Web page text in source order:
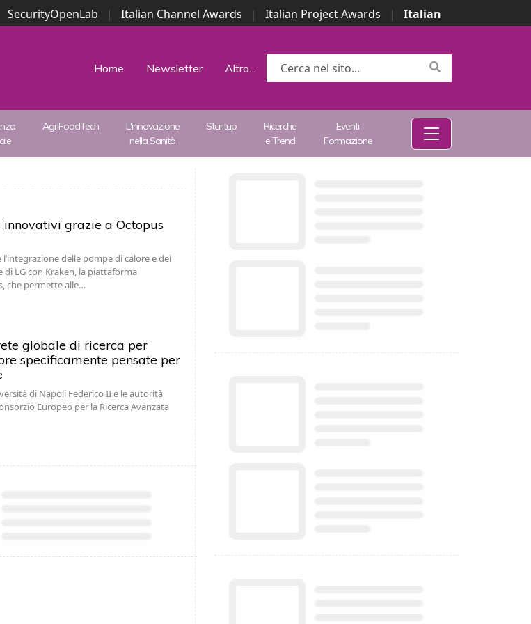
SecurityOpenLab | Italian Channel Awards | Italian Project Awards |
Italian
Security Awards | ...
Home Newsletter Altro...
AgriFoodTech
L'innovazione
nella Sanità
Startup
Ricerche
e Trend
Eventi
Formazione
grazie a Octopus
delle pompe di calore e dei
LG con Kraken, la piattaforma
che permette alle…
globale di ricerca per
specificamente pensate per
di Napoli Federico II e le autorità
Europeo per la Ricerca Avanzata